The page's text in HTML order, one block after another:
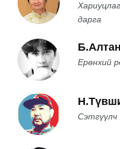
дарга
Ерөнхий
Сэтгүүлч